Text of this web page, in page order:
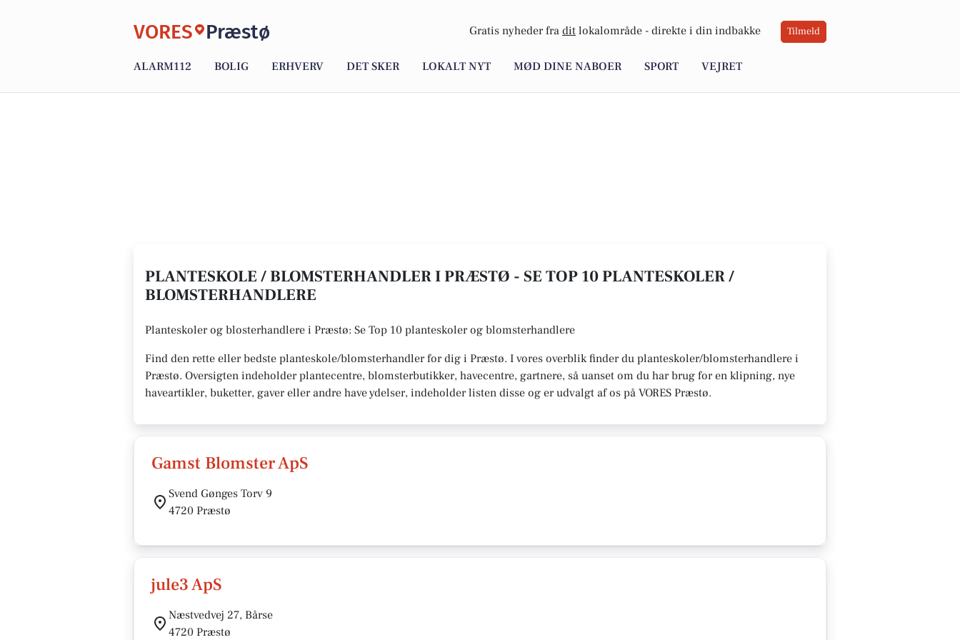
VORES Præstø Gratis nyheder fra dit lokalområde - direkte i din indbakke Tilmeld
ALARM112 BOLIG ERHVERV DET SKER LOKALT NYT MØD DINE NABOER SPORT VEJRET
PLANTESKOLE / BLOMSTERHANDLER I PRÆSTØ - SE TOP 10 PLANTESKOLER /
BLOMSTERHANDLERE
Planteskoler og blosterhandlere i Præstø: Se Top 10 planteskoler og blomsterhandlere
Find den rette eller bedste planteskole/blomsterhandler for dig i Præstø. I vores overblik finder du planteskoler/blomsterhandlere i
Præstø. Oversigten indeholder plantecentre, blomsterbutikker, havecentre, gartnere, så uanset om du har brug for en klipning, nye
haveartikler, buketter, gaver eller andre have ydelser, indeholder listen disse og er udvalgt af os på VORES Præstø.
Gamst Blomster ApS
Svend Gønges Torv 9
4720 Præstø
jule3 ApS
Næstvedvej 27, Bårse
4720 Præstø